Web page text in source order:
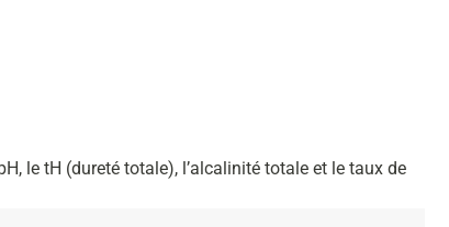
le tH (dureté totale), l’alcalinité totale et le taux de